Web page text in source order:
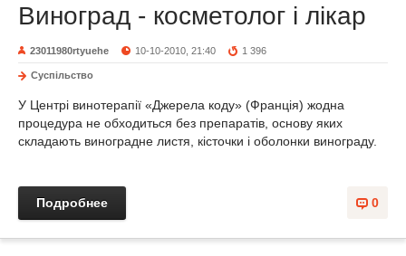
Виноград - косметолог і лікар
23011980rtyuehe 10-10-2010, 21:40 1 396
Суспільство
У Центрі винотерапії «Джерела коду» (Франція) жодна
процедура не обходиться без препаратів, основу яких
складають виноградне листя, кісточки і оболонки винограду.
0
Подробнее